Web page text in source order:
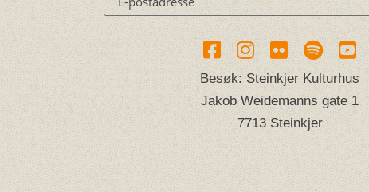
Besøk: Steinkjer Kulturhus
Jakob Weidemanns gate 1
7713 Steinkjer